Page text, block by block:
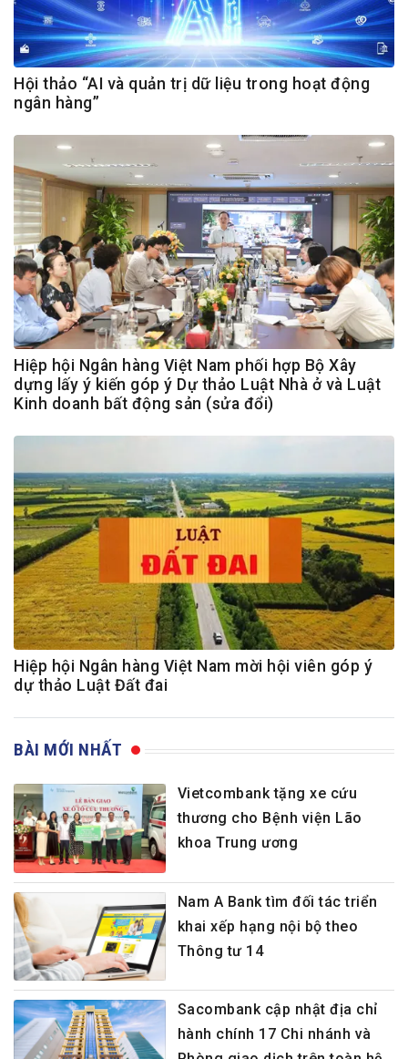
Hội thảo “AI và quản trị dữ liệu trong hoạt động
ngân hàng”
Hiệp hội Ngân hàng Việt Nam phối hợp Bộ Xây
dựng lấy ý kiến góp ý Dự thảo Luật Nhà ở và Luật
Kinh doanh bất động sản (sửa đổi)
Hiệp hội Ngân hàng Việt Nam mời hội viên góp ý
dự thảo Luật Đất đai
BÀI MỚI NHẤT
Vietcombank tặng xe cứu
thương cho Bệnh viện Lão
khoa Trung ương
Nam A Bank tìm đối tác triển
khai xếp hạng nội bộ theo
Thông tư 14
Sacombank cập nhật địa chỉ
hành chính 17 Chi nhánh và